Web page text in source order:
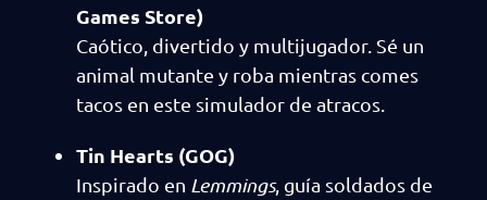
Games Store)
Caótico, divertido y multijugador. Sé un
animal mutante y roba mientras comes
tacos en este simulador de atracos.
Tin Hearts (GOG)
Inspirado en Lemmings, guía soldados de